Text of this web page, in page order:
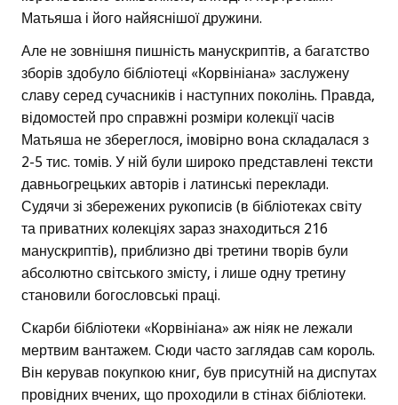
Матьяша і його найяснішої дружини.
Але не зовнішня пишність манускриптів, а багатство
зборів здобуло бібліотеці «Корвініана» заслужену
славу серед сучасників і наступних поколінь. Правда,
відомостей про справжні розміри колекції часів
Матьяша не збереглося, імовірно вона складалася з
2-5 тис. томів. У ній були широко представлені тексти
давньогрецьких авторів і латинські переклади.
Судячи зі збережених рукописів (в бібліотеках світу
та приватних колекціях зараз знаходиться 216
манускриптів), приблизно дві третини творів були
абсолютно світського змісту, і лише одну третину
становили богословські праці.
Скарби бібліотеки «Корвініана» аж ніяк не лежали
мертвим вантажем. Сюди часто заглядав сам король.
Він керував покупкою книг, був присутній на диспутах
провідних вчених, що проходили в стінах бібліотеки.